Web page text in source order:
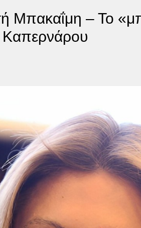
Μπακαΐμη – Το
Καπερνάρου